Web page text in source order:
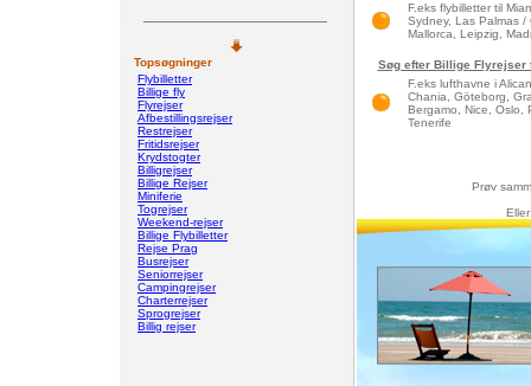
Topsøgninger
Flybilletter
Billige fly
Flyrejser
Afbestillingsrejser
Restrejser
Fritidsrejser
Krydstogter
Billigrejser
Billige Rejser
Miniferie
Togrejser
Weekend-rejser
Billige Flybilletter
Rejse Prag
Busrejser
Seniorrejser
Campingrejser
Charterrejser
Sprogrejser
Billig rejser
F.eks flybilletter til
Sydney, Las Palmas /
Mallorca, Leipzig,
Søg efter Billige Flyrejser
F.eks lufthavne i
Chania, Göteborg,
Bergamo, Nice, Oslo,
Tenerife
Prøv